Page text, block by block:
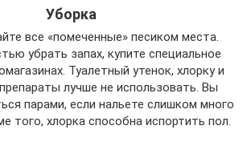
Уборка
все «помеченные» песиком места.
убрать запах, купите специальное
Туалетный утенок, хлорку и
лучше не использовать. Вы
парами, если нальете слишком много
того, хлорка способна испортить пол.